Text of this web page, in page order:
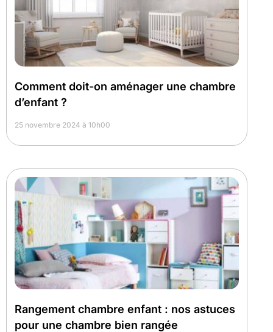
Comment doit-on aménager une chambre
d’enfant ?
25 novembre 2024 à 10h00
Rangement chambre enfant : nos astuces
pour une chambre bien rangée